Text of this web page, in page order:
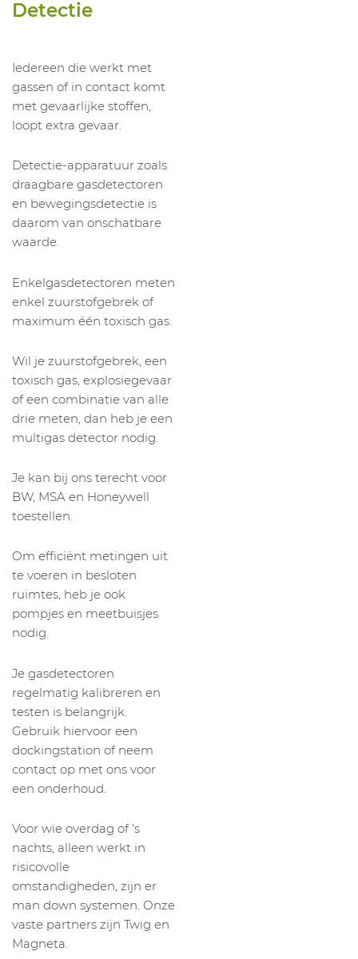
Detectie
Iedereen die werkt met
gassen of in contact komt
met gevaarlijke stoffen,
loopt extra gevaar.
Detectie-apparatuur zoals
draagbare gasdetectoren
en bewegingsdetectie is
daarom van onschatbare
waarde.
Enkelgasdetectoren meten
enkel zuurstofgebrek of
maximum één toxisch gas.
Wil je zuurstofgebrek, een
toxisch gas, explosiegevaar
of een combinatie van alle
drie meten, dan heb je een
multigas detector nodig.
Je kan bij ons terecht voor
BW, MSA en Honeywell
toestellen.
Om efficiënt metingen uit
te voeren in besloten
ruimtes, heb je ook
pompjes en meetbuisjes
nodig.
Je gasdetectoren
regelmatig kalibreren en
testen is belangrijk.
Gebruik hiervoor een
dockingstation of neem
contact op met ons voor
een onderhoud.
Voor wie overdag of ‘s
nachts, alleen werkt in
risicovolle
omstandigheden, zijn er
man down systemen. Onze
vaste partners zijn Twig en
Magneta.